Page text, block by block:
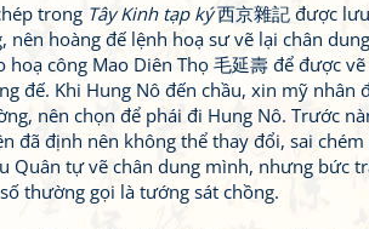
trong Tây Kinh tạp ký西京雜記 được
nên hoàng đế lệnh hoạ sư vẽ lại chân
công Mao Diên Thọ 毛延壽 để được
đế. Khi Hung Nô đến chầu, xin mỹ
nên chọn để phái đi Hung Nô. Trước
đã định nên không thể thay đổi, sai
Quân tự vẽ chân dung mình, nhưng bức
thường gọi là tướng sát chồng.